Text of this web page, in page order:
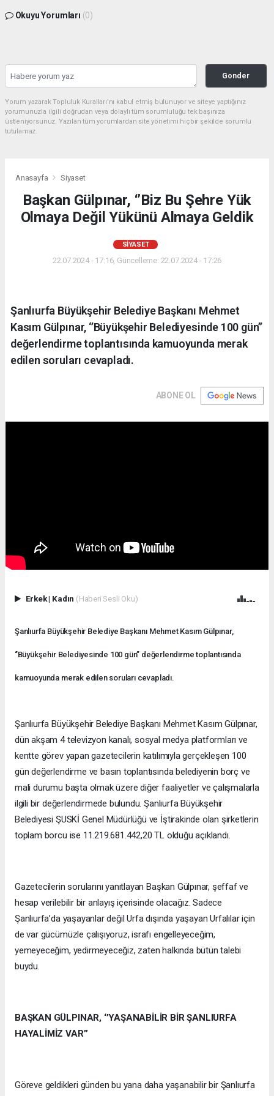
Okuyu Yorumları (0)
Gonder
Yorum yazarak Topluluk Kuralları’nı kabul etmiş bulunuyor ve siteye yaptığınız
yorumunuzla ilgili doğrudan veya dolaylı tüm sorumluluğu tek başınıza
üstleniyorsunuz. Yazılan tüm yorumlardan site yönetimi hiçbir şekilde sorumlu
tutulamaz.
Anasayfa Siyaset
Başkan Gülpınar, ‘’Biz Bu Şehre Yük
Olmaya Değil Yükünü Almaya Geldik
SIYASET
22.07.2024 - 17:16, Güncelleme: 22.07.2024 - 17:26
Şanlıurfa Büyükşehir Belediye Başkanı Mehmet
Kasım Gülpınar, ‘’Büyükşehir Belediyesinde 100 gün’’
değerlendirme toplantısında kamuoyunda merak
edilen soruları cevapladı.
ABONE OL
Erkek| Kadın (Haberi Sesli Oku)
Şanlıurfa Büyükşehir Belediye Başkanı Mehmet Kasım Gülpınar,
‘’Büyükşehir Belediyesinde 100 gün’’ değerlendirme toplantısında
kamuoyunda merak edilen soruları cevapladı.
Şanlıurfa Büyükşehir Belediye Başkanı Mehmet Kasım Gülpınar,
dün akşam 4 televizyon kanalı, sosyal medya platformları ve
kentte görev yapan gazetecilerin katılımıyla gerçekleşen 100
gün değerlendirme ve basın toplantısında belediyenin borç ve
mali durumu başta olmak üzere diğer faaliyetler ve çalışmalarla
ilgili bir değerlendirmede bulundu. Şanlıurfa Büyükşehir
Belediyesi ŞUSKİ Genel Müdürlüğü ve İştirakinde olan şirketlerin
toplam borcu ise 11.219.681.442,20 TL olduğu açıklandı.
Gazetecilerin sorularını yanıtlayan Başkan Gülpınar, şeffaf ve
hesap verilebilir bir anlayış içerisinde olacağız. Sadece
Şanlıurfa’da yaşayanlar değil Urfa dışında yaşayan Urfalılar için
de var gücümüzle çalışıyoruz, israfı engelleyeceğim,
yemeyeceğim, yedirmeyeceğiz, zaten halkında bütün talebi
buydu.
BAŞKAN GÜLPINAR, ‘’YAŞANABİLİR BİR ŞANLIURFA
HAYALİMİZ VAR’’
Göreve geldikleri günden bu yana daha yaşanabilir bir Şanlıurfa